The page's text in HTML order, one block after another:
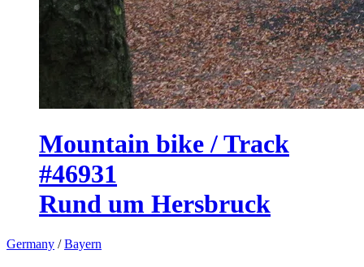
Mountain bike / Track
#46931
Rund um Hersbruck
Germany /Bayern